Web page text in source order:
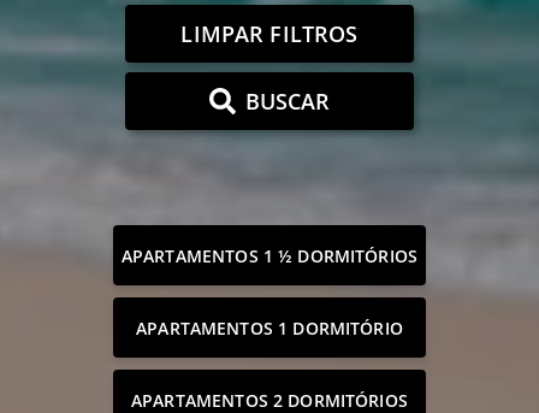
LIMPAR FILTROS
BUSCAR
APARTAMENTOS 1 ½ DORMITÓRIOS
APARTAMENTOS 1 DORMITÓRIO
APARTAMENTOS 2 DORMITÓRIOS